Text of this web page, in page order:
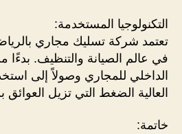
التكنولوجيا المستخدمة:
تعتمد شركة تسليك مجاري
في عالم الصيانة والتنظيف.
الداخلي للمجاري وصولاً إلى
العالية الضغط التي تزيل العوائق
خاتمة: